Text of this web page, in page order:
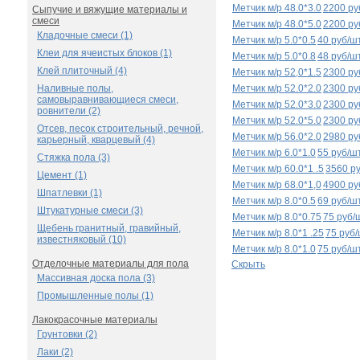
Сыпучие и вяжущие материалы и
смеси
Кладочные смеси (1)
Клеи для ячеистых блоков (1)
Клей плиточный (4)
Наливные полы,
самовыравнивающиеся смеси,
ровнители (2)
Отсев, песок строительный, речной,
карьерный, кварцевый (4)
Стяжка пола (3)
Цемент (1)
Шпатлевки (1)
Штукатурные смеси (3)
Щебень гранитный, гравийный,
известняковый (10)
Отделочные материалы для пола
Массивная доска пола (3)
Промышленные полы (1)
Лакокрасочные материалы
Грунтовки (2)
Лаки (2)
Метчик м/р 48.0*3.02200
Метчик м/р 48.0*5.02200
Метчик м/р 5.0*0.5 40 руб/
Метчик м/р 5.0*0.8 48 руб/
Метчик м/р 52,0*1.5 2300
Метчик м/р 52.0*2.02300
Метчик м/р 52.0*3.02300
Метчик м/р 52.0*5.02300
Метчик м/р 56.0*2.02980
Метчик м/р 6.0*1.055 руб/
Метчик м/р 60.0*1 .5 3560
Метчик м/р 68.0*1,04900
Метчик м/р 8.0*0.5 69 руб/
Метчик м/р 8.0*0.75 75 руб/
Метчик м/р 8.0*1 .25 75
Метчик м/р 8.0*1.075 руб/
Скрыть